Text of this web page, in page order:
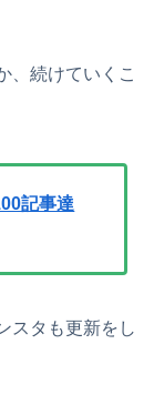
、続けていくこ
記事達
スタも更新をし